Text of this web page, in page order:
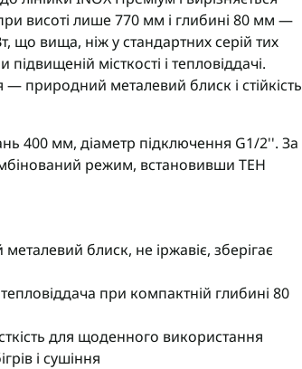
висоті лише 770 мм і глибині 80 мм —
що вища, ніж у стандартних серій тих
місткості і тепловіддачі.
природний металевий блиск і стійкість
400 мм, діаметр підключення G1/2''. За
режим, встановивши ТЕН
блиск, не іржавіє, зберігає
при компактній глибині 80
для щоденного використання
і сушіння